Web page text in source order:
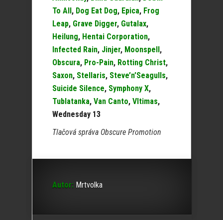
To All , Dog Eat Dog, Epica, Frog
Leap, Grave Digger, Gutalax,
Heilung, Hentai Corporation,
Infected Rain, Jinjer, Moonspell ,
Obscura, Pro-Pain, Rotting Christ,
Saxon, Stellaris, Steve’n’Seagulls,
Suicide Silence, Symphony X,
Tublatanka, Van Canto, Vltimas,
Wednesday 13
Tlačová správa Obscure Promotion
Autor: Mrtvolka